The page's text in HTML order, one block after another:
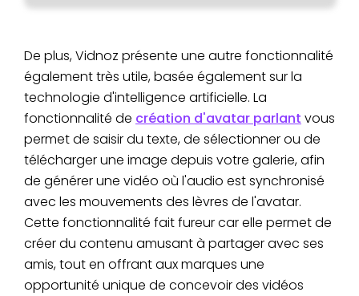
De plus, Vidnoz présente une autre fonctionnalité
également très utile, basée également sur la
technologie d'intelligence artificielle. La
fonctionnalité de création d'avatar parlant vous
permet de saisir du texte, de sélectionner ou de
télécharger une image depuis votre galerie, afin
de générer une vidéo où l'audio est synchronisé
avec les mouvements des lèvres de l'avatar.
Cette fonctionnalité fait fureur car elle permet de
créer du contenu amusant à partager avec ses
amis, tout en offrant aux marques une
opportunité unique de concevoir des vidéos